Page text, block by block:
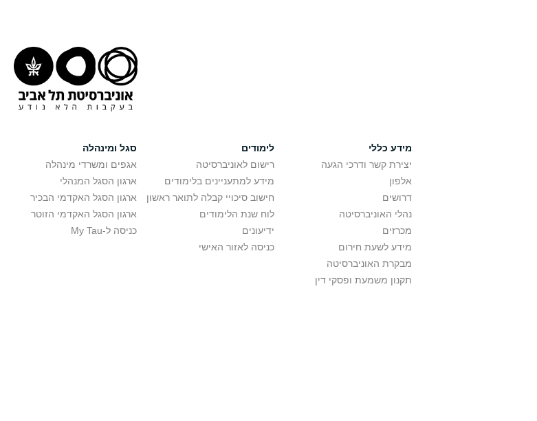
מידע כללי
יצירת קשר ודרכי הגעה
אלפון
דרושים
נהלי האוניברסיטה
מכרזים
מידע לשעת חירום
מבקרת האוניברסיטה
תקנון משמעת ופסקי דין
לימודים
רישום לאוניברסיטה
מידע למתעניינים בלימודים
חישוב סיכויי קבלה לתואר ראשון
לוח שנת הלימודים
ידיעונים
כניסה לאזור האישי
סגל ומינהלה
אגפים ומשרדי מינהלה
ארגון הסגל המנהלי
ארגון הסגל האקדמי הבכיר
ארגון הסגל האקדמי הזוטר
כניסה ל-My Tau